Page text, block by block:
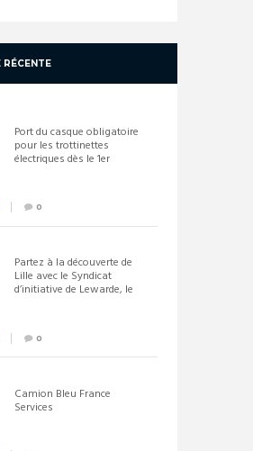
Port du casque obligatoire
pour les trottinettes
électriques dès le 1er
0
Partez à la découverte de
Lille avec le Syndicat
d’initiative de Lewarde, le
0
Camion Bleu France
Services